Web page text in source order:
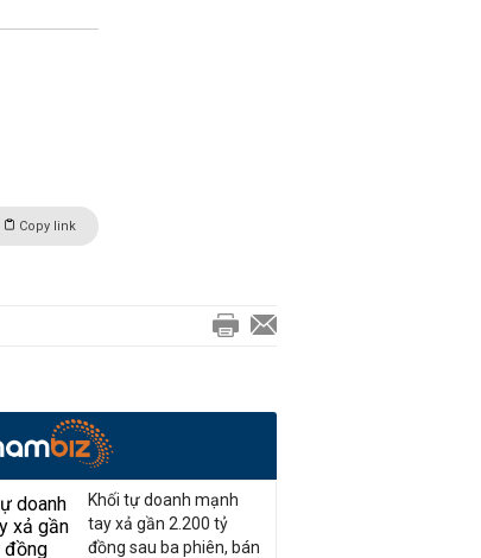
Copy link
Khối tự doanh mạnh
tay xả gần 2.200 tỷ
đồng sau ba phiên, bán